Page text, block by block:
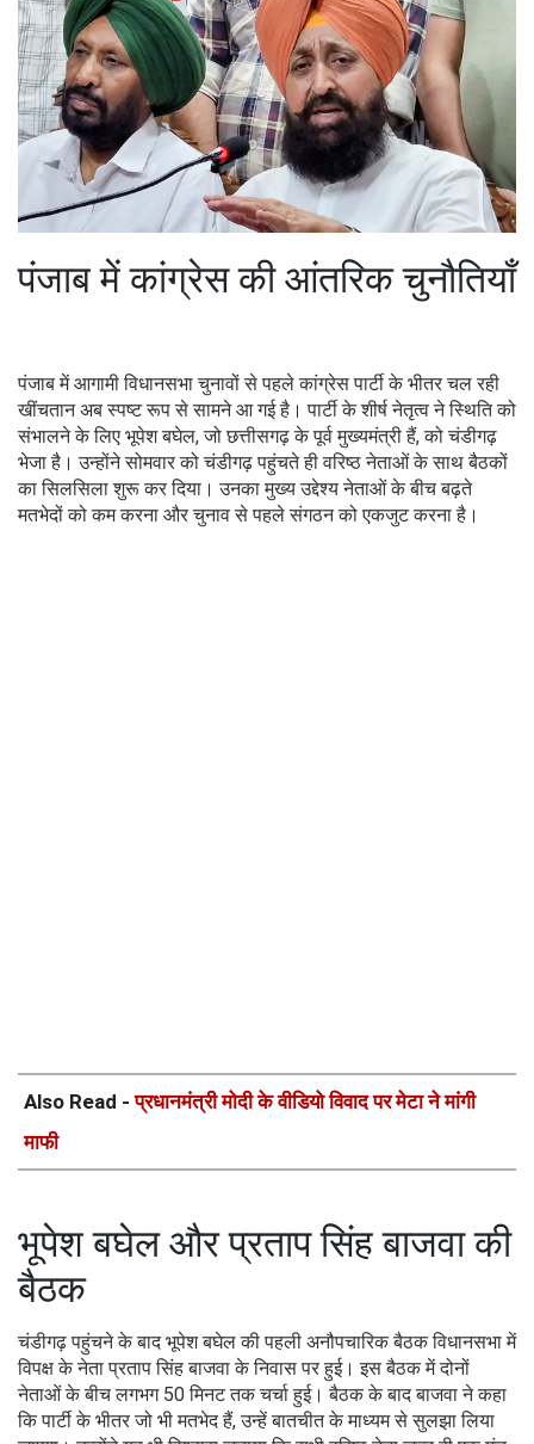
पंजाब में कांग्रेस की आंतरिक चुनौतियाँ
पंजाब में आगामी विधानसभा चुनावों से पहले कांग्रेस पार्टी के भीतर चल रही
खींचतान अब स्पष्ट रूप से सामने आ गई है। पार्टी के शीर्ष नेतृत्व ने स्थिति को
संभालने के लिए भूपेश बघेल, जो छत्तीसगढ़ के पूर्व मुख्यमंत्री हैं, को चंडीगढ़
भेजा है। उन्होंने सोमवार को चंडीगढ़ पहुंचते ही वरिष्ठ नेताओं के साथ बैठकों
का सिलसिला शुरू कर दिया। उनका मुख्य उद्देश्य नेताओं के बीच बढ़ते
मतभेदों को कम करना और चुनाव से पहले संगठन को एकजुट करना है।
Also Read -प्रधानमंत्री मोदी के वीडियो विवाद पर मेटा ने मांगी
माफी
भूपेश बघेल और प्रताप सिंह बाजवा की
बैठक
चंडीगढ़ पहुंचने के बाद भूपेश बघेल की पहली अनौपचारिक बैठक विधानसभा में
विपक्ष के नेता प्रताप सिंह बाजवा के निवास पर हुई। इस बैठक में दोनों
नेताओं के बीच लगभग 50 मिनट तक चर्चा हुई। बैठक के बाद बाजवा ने कहा
कि पार्टी के भीतर जो भी मतभेद हैं, उन्हें बातचीत के माध्यम से सुलझा लिया